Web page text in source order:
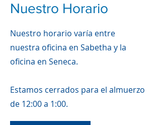
Nuestro Horario
Nuestro horario varía entre
nuestra oficina en Sabetha y la
oficina en Seneca.
Estamos cerrados para el almuerzo
de 12:00 a 1:00.